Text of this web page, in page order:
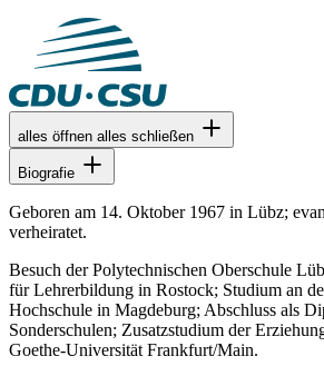
alles öffnen alles schließen
Biografie
Geboren am 14. Oktober 1967 in Lübz;
verheiratet.
Besuch der Polytechnischen Oberschule
für Lehrerbildung in Rostock; Studium an
Hochschule in Magdeburg; Abschluss als
Sonderschulen; Zusatzstudium der
Goethe-Universität Frankfurt/Main.